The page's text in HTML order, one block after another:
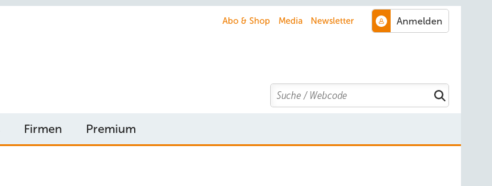
Abo & Shop Media Newsletter
Search
Firmen Premium